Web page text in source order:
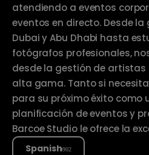
atendiendo a eventos
eventos en directo. Desde
Dubai y Abu Dhabi hasta
fotógrafos profesionales,
desde la gestión de
alta gama. Tanto si
para su próximo éxito como
planificación de eventos y
Barcoe Studio le ofrece la
Spanish